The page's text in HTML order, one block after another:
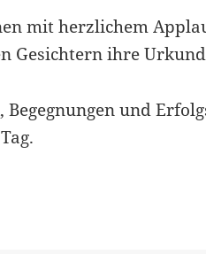
mit herzlichem
Gesichtern ihre
und